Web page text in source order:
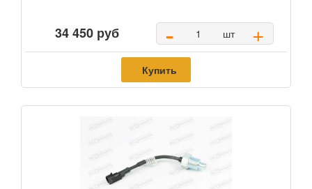
34 450 руб - шт +
Купить